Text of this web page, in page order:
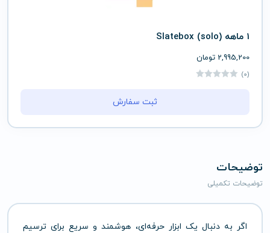
1 ماهه (solo) Slatebox
2,995,200 تومان
(0)
ثبت سفارش
توضیحات
توضیحات تکمیلی
اگر به دنبال یک ابزار حرفه‌ای، هوشمند و سریع برای ترسیم